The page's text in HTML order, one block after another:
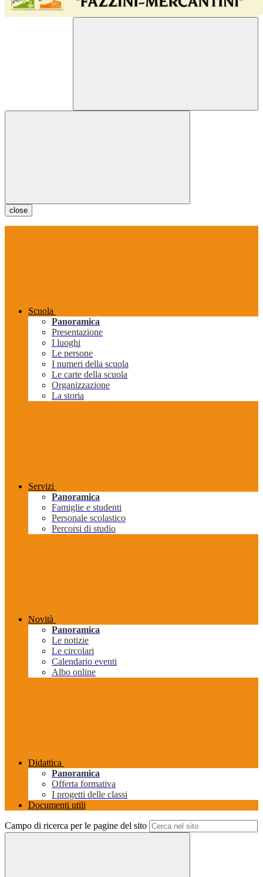
close
Scuola
Panoramica
Presentazione
I luoghi
Le persone
I numeri della scuola
Le carte della scuola
Organizzazione
La storia
Servizi
Panoramica
Famiglie e studenti
Personale scolastico
Percorsi di studio
Novità
Panoramica
Le notizie
Le circolari
Calendario eventi
Albo online
Didattica
Panoramica
Offerta formativa
I progetti delle classi
Documenti utili
Campo di ricerca per le pagine del sito